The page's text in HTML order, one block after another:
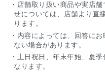
・店舗取り扱い商品や実店
せについては、店舗より直
ります。
・内容によっては、回答に
ない場合があります。
・土日祝日、年末年始、夏
なります。